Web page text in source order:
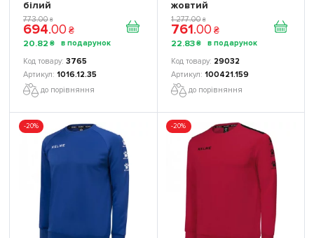
білий
773.00 ₴
694.00 ₴
20.82 ₴
3765
1016.12.35
до порівняння
жовтий
1 277.00 ₴
761.00 ₴
22.83₴
29032
100421.159
до порівняння
-20% -20%